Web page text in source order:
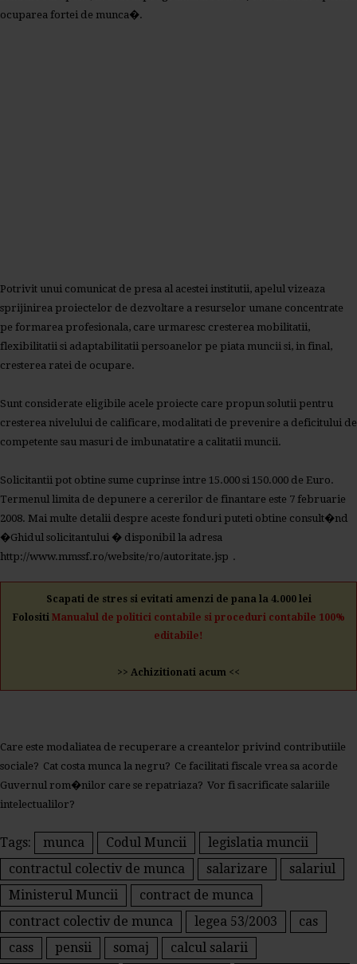
ocuparea fortei de munca�.
Potrivit unui comunicat de presa al acestei institutii, apelul vizeaza
sprijinirea proiectelor de dezvoltare a resurselor umane concentrate
pe formarea profesionala, care urmaresc cresterea mobilitatii,
flexibilitatii si adaptabilitatii persoanelor pe piata muncii si, in final,
cresterea ratei de ocupare.
Sunt considerate eligibile acele proiecte care propun solutii pentru
cresterea nivelului de calificare, modalitati de prevenire a deficitului de
competente sau masuri de imbunatatire a calitatii muncii.
Solicitantii pot obtine sume cuprinse intre 15.000 si 150.000 de Euro.
Termenul limita de depunere a cererilor de finantare este 7 februarie
2008. Mai multe detalii despre aceste fonduri puteti obtine consult�nd
�Ghidul solicitantului � disponibil la adresa
http://www.mmssf.ro/website/ro/autoritate.jsp .
Scapati de stres si evitati amenzi de pana la 4.000 lei
Folositi Manualul de politici contabile si proceduri contabile 100%
editabile!
>> Achizitionati acum <<
Care este modaliatea de recuperare a creantelor privind contributiile
sociale? Cat costa munca la negru? Ce facilitati fiscale vrea sa acorde
Guvernul rom�nilor care se repatriaza? Vor fi sacrificate salariile
intelectualilor?
Tags: munca Codul Muncii
legislatia muncii
contractul colectiv de munca
salarizare
salariul
Ministerul Muncii
contract de munca
contract colectiv de munca
legea 53/2003
cas
cass
pensii somaj calcul salarii